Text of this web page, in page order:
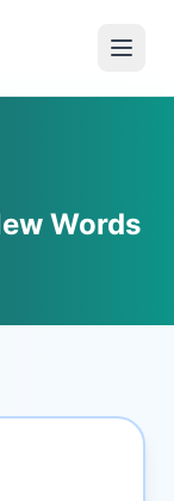
Words